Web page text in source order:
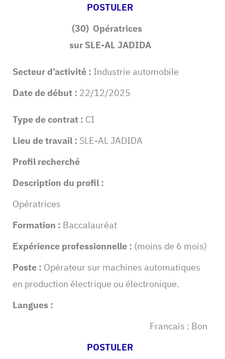
POSTULER
(30) Opératrices
sur SLE-AL JADIDA
Secteur d’activité : Industrie automobile
Date de début : 22/12/2025
Type de contrat : CI
Lieu de travail : SLE-AL JADIDA
Profil recherché
Description du profil :
Opératrices
Formation : Baccalauréat
Expérience professionnelle : (moins de 6 mois)
Poste : Opérateur sur machines automatiques
en production électrique ou électronique.
Langues :
Francais : Bon
POSTULER